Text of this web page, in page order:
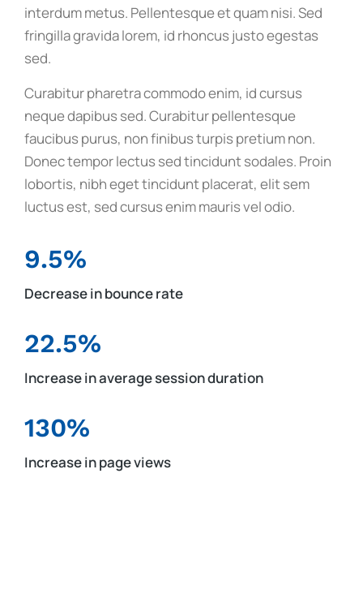
interdum metus. Pellentesque et quam nisi. Sed
fringilla gravida lorem, id rhoncus justo egestas
sed.
Curabitur pharetra commodo enim, id cursus
neque dapibus sed. Curabitur pellentesque
faucibus purus, non finibus turpis pretium non.
Donec tempor lectus sed tincidunt sodales. Proin
lobortis, nibh eget tincidunt placerat, elit sem
luctus est, sed cursus enim mauris vel odio.
9.5%
Decrease in bounce rate
22.5%
Increase in average session duration
130%
Increase in page views